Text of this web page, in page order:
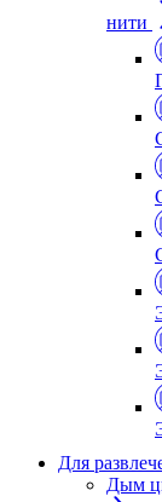
нити
Для
Дым